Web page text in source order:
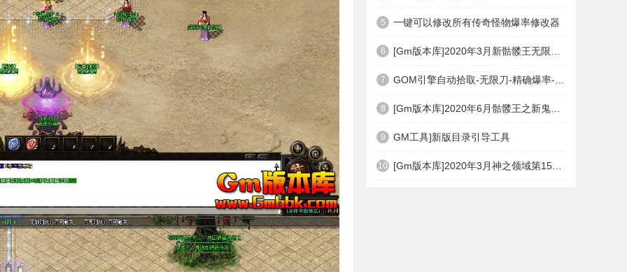
5 一键可以修改所有传奇怪物爆率修改器
6
7
8
9 GM工具]新版目录引导工具
10